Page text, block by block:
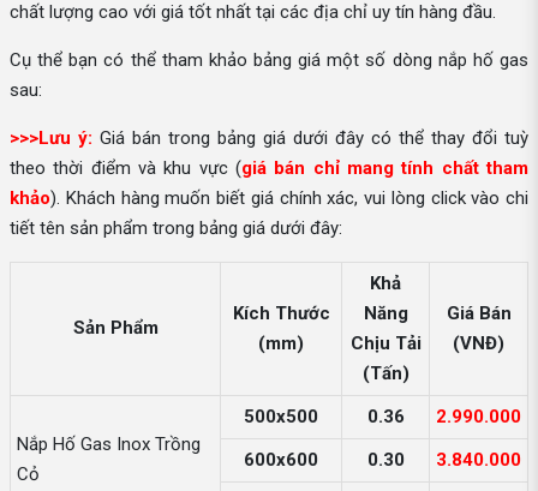
chất lượng cao với giá tốt nhất tại các địa chỉ uy tín hàng đầu.
Cụ thể bạn có thể tham khảo bảng giá một số dòng nắp hố gas
sau:
>>>Lưu ý: Giá bán trong bảng giá dưới đây có thể thay đổi tuỳ
theo thời điểm và khu vực (giá bán chỉ mang tính chất tham
khảo). Khách hàng muốn biết giá chính xác, vui lòng click vào chi
tiết tên sản phẩm trong bảng giá dưới đây:
Sản Phẩm
Kích Thước
(mm)
Khả
Năng
Chịu Tải
(Tấn)
Giá Bán
(VNĐ)
Nắp Hố Gas Inox Trồng
Cỏ
500x500 0.36
2.990.000
600x600
0.30
3.840.000